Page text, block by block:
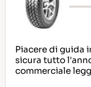
Piacere di guida
sicura tutto
commerciale